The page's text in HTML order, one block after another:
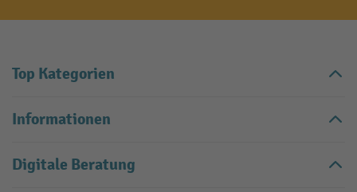
Top Kategorien
Informationen
Digitale Beratung